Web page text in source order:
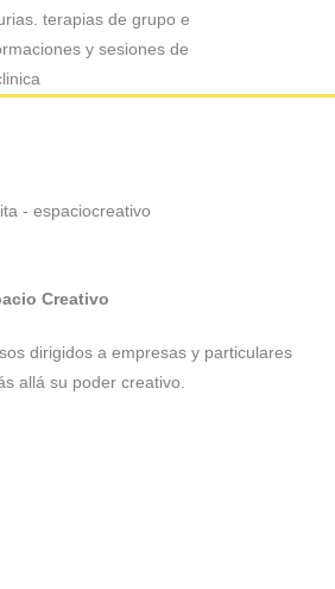
terapias de grupo e
y sesiones de
- espaciocreativo
Creativo
dirigidos a empresas y particulares
allá su poder creativo.